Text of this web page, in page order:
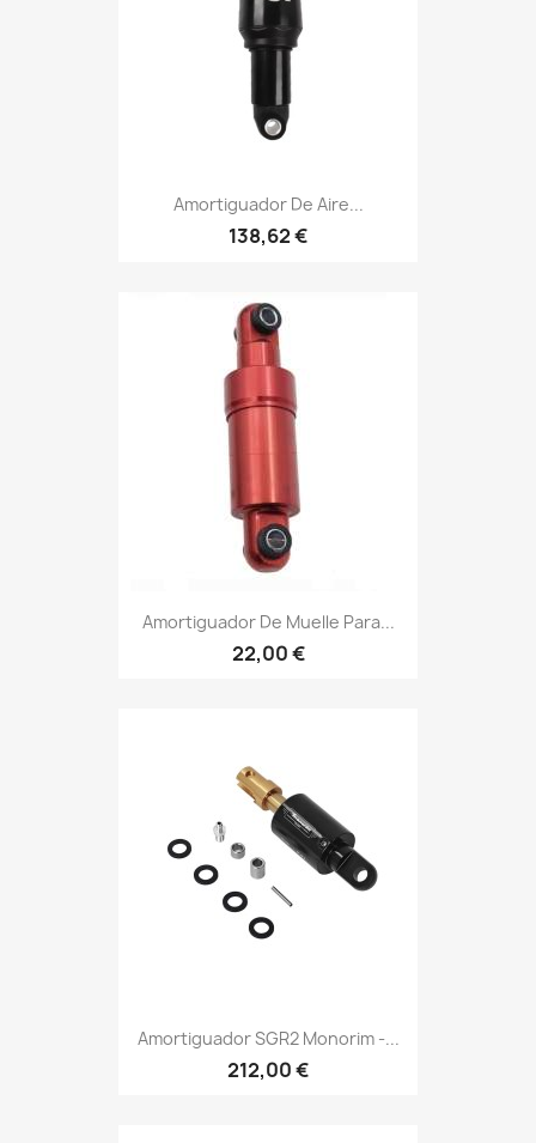
Amortiguador De Aire...
138,62 €
Amortiguador De Muelle Para...
22,00 €
Amortiguador SGR2 Monorim -...
212,00 €